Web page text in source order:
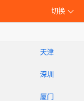
切换
天津
深圳
厦门